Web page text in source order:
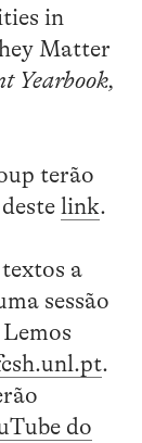
in
Matter
Yearbook,
terão
link.
a
sessão
.
do